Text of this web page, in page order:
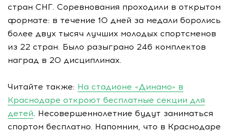
стран СНГ. Соревнования проходили в открытом
формате: в течение 10 дней за медали боролись
более двух тысяч лучших молодых спортсменов
из 22 стран. Было разыграно 246 комплектов
наград в 20 дисциплинах.
Читайте также: На стадионе «Динамо» в
Краснодаре откроют бесплатные секции для
детей. Несовершеннолетние будут заниматься
спортом бесплатно. Напомним, что в Краснодаре